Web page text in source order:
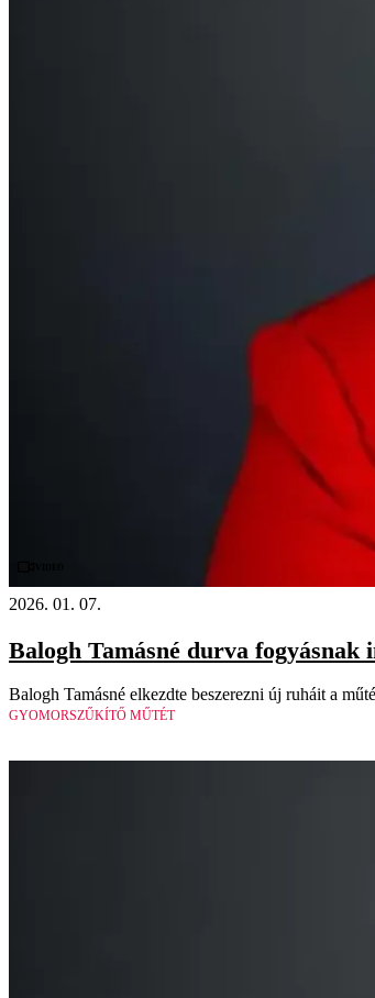
2026. 01. 07.
Balogh Tamásné durva
Balogh Tamásné elkezdte beszerezni új ruháit a
GYOMORSZŰKÍTŐ MŰTÉT